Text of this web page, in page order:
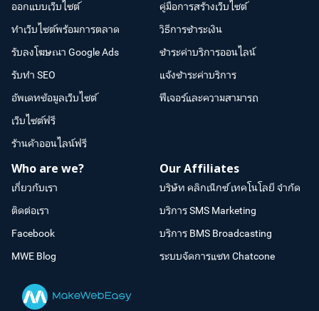
ออกแบบเว็บไซต์
ทำเว็บไซต์พร้อมการตลาด
รับลงโฆษณา Google Ads
รับทำ SEO
อัพเดทข้อมูลเว็บไซต์
เว็บไซต์ฟรี
ร้านค้าออนไลน์ฟรี
คู่มือการสร้างเว็บไซต์
วิธีการชำระเงิน
ชำระค่าบริการออนไลน์
แจ้งชำระค่าบริการ
ฟีเจอร์และความสามารถ
Who are we?
เกี่ยวกับเรา
ติดต่อเรา
Facebook
MWE Blog
Our Affiliates
บริษัท คลิกเน็กซ์ เทคโนโลยี จำกัด
บริการ SMS Marketing
บริการ BMS Broadcasting
ระบบจัดการแชท Chatcone